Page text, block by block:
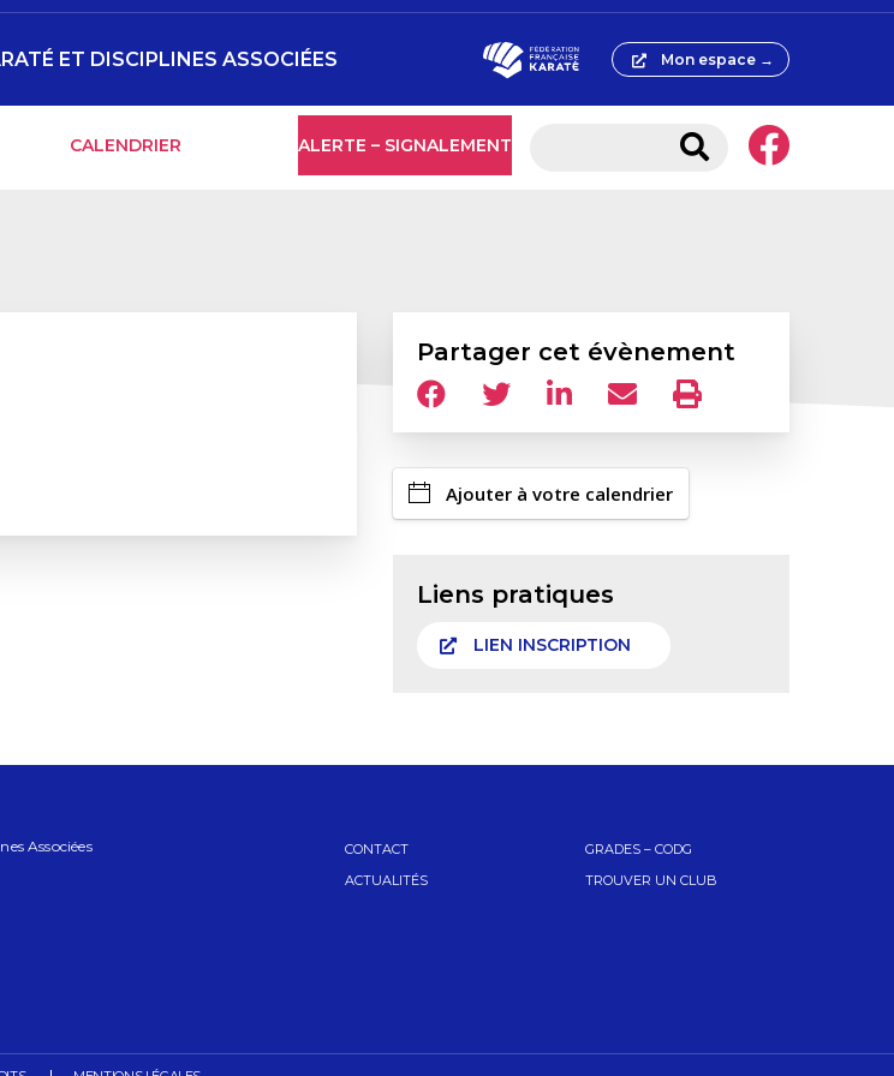
CALENDRIER ALERTE – SIGNALEMENT
ET DISCIPLINES ASSOCIÉES Mon espace →
Partager cet évènement
Ajouter à votre calendrier
Liens pratiques
LIEN INSCRIPTION
Associées
CONTACT
ACTUALITÉS
GRADES – CODG
TROUVER UN CLUB